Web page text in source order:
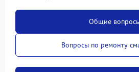
Общие
Вопросы по ремонту